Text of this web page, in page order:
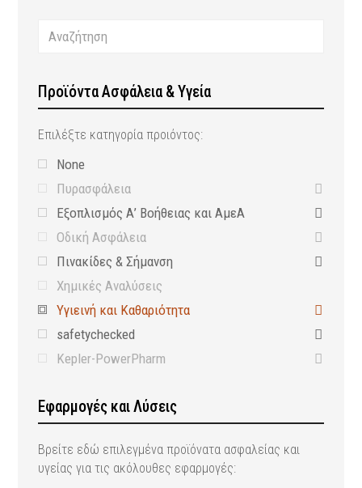
Προϊόντα Ασφάλεια & Υγεία
Επιλέξτε κατηγορία προιόντος:
None
Πυρασφάλεια
Εξοπλισμός Α’ Βοήθειας και ΑμεΑ
Οδική Ασφάλεια
Πινακίδες & Σήμανση
Χημικές Αναλύσεις
Υγιεινή και Καθαριότητα
safetychecked
Kepler-PowerPharm
Εφαρμογές και Λύσεις
Βρείτε εδώ επιλεγμένα προϊόνατα ασφαλείας και
υγείας για τις ακόλουθες εφαρμογές: